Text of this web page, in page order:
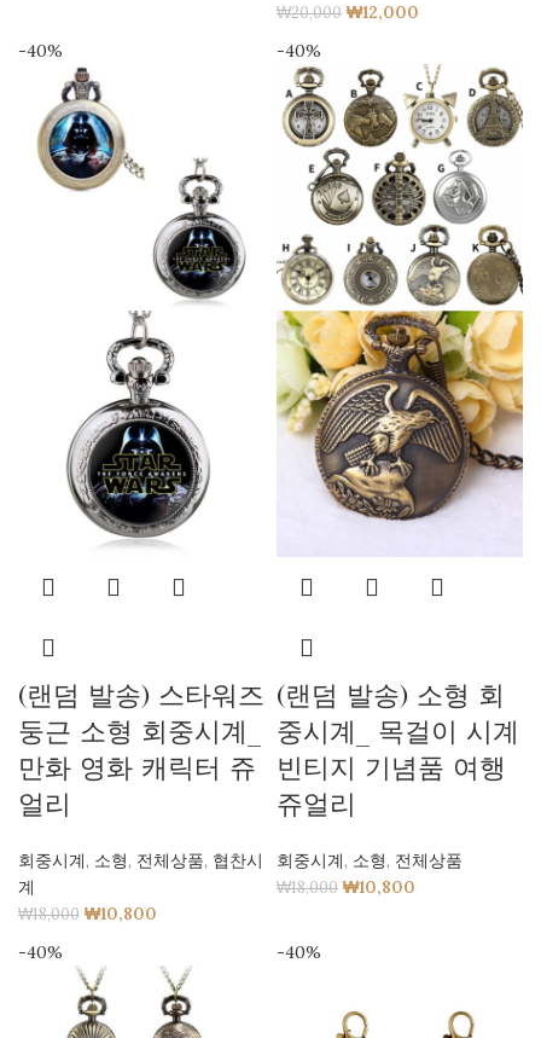
₩20,000 ₩12,000
-40%
(랜덤 발송) 스타워즈
둥근 소형 회중시계_
만화 영화 캐릭터 쥬
얼리
회중시계, 소형, 전체상품, 협찬시
계
₩18,000 ₩10,800
-40%
(랜덤 발송) 소형 회
중시계_ 목걸이 시계
빈티지 기념품 여행
쥬얼리
회중시계, 소형, 전체상품
₩18,000 ₩10,800
-40% -40%